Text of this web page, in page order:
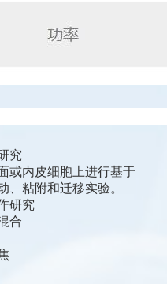
究
或内皮细胞上进行基于
、粘附和迁移实验。
研究
合